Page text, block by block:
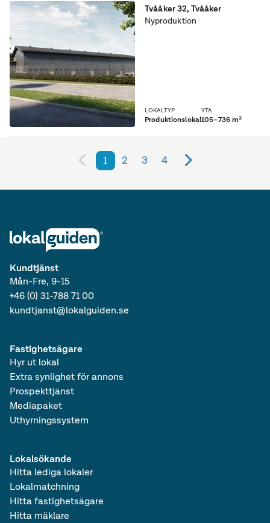
Tvååker 32, Tvååker
Nyproduktion
LOKALTYP
Produktionslokal
YTA
105–736 m²
1 2 3 4
Kundtjänst
Mån-Fre, 9-15
+46 (0) 31-788 71 00
kundtjanst@lokalguiden.se
Lokalsökande
Hitta lediga lokaler
Lokalmatchning
Hitta fastighetsägare
Hitta mäklare
Fastighetsägare
Hyr ut lokal
Extra synlighet för annons
Prospekttjänst
Mediapaket
Uthyrningssystem